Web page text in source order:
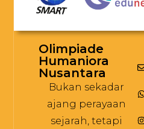
Olimpiade
Humaniora
Nusantara
Bukan sekadar
ajang perayaan
sejarah, tetapi